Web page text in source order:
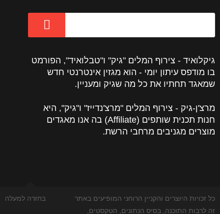
גיקלואיד - צירוף המלים "גיק" ו"טבלואיד", הפורמט
בו מודפס עיתון יומי - הוא מגזין אינטרנטי חדש
שמאגד תחתיו את כל מה שגיק ומעניין.
מרצ'ן-גיק - צירוף המלים "מרצ'נדייז" ו"גיק", היא
חנות תכנית שותפים (Affiliate) בה אנו מאגדים
מוצרים מגניבים מרחבי הרשת.
בחזרה למעלה
כל זכויות היוצרים והקניין הרוחני המופיעים באתר
זה לרבות התוכנה, בסיס הנתונים, הטקסטים,